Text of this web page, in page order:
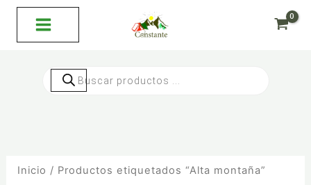
contenido
Búsqueda
productos
Inicio / Productos etiquetados “Alta montaña”